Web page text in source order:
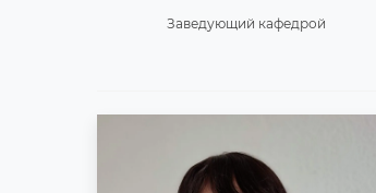
Заведующий кафедрой